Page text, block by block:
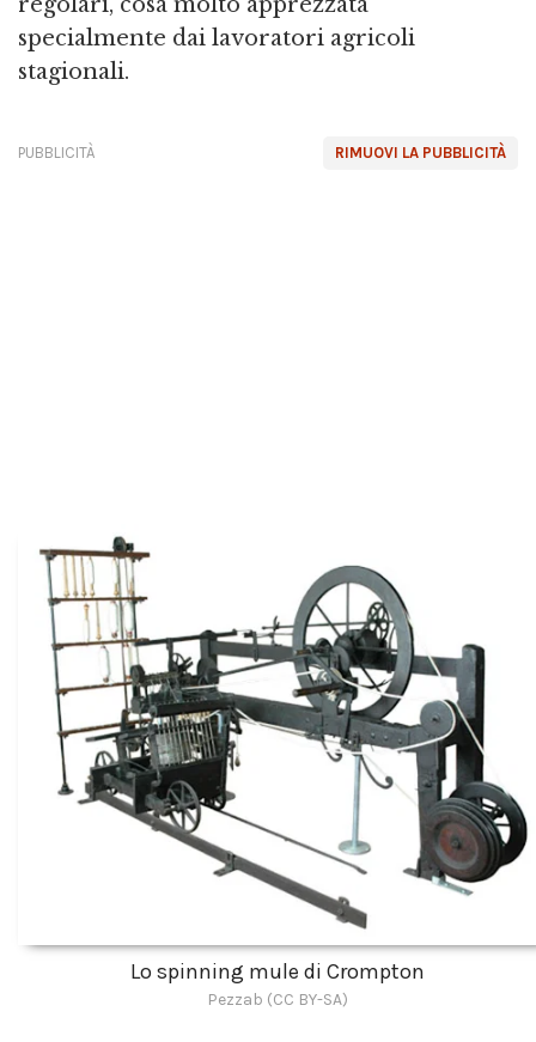
specialmente dai lavoratori agricoli
stagionali.
RIMUOVI LA PUBBLICITÀ
PUBBLICITÀ
Lo spinning mule di Crompton
Pezzab (CC BY-SA)